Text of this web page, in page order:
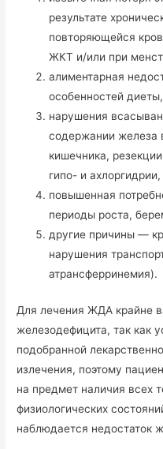
результате
повторяющейся
ЖКТ и/или при
алиментарная
особенностей диеты,
нарушения
содержании железа
кишечника,
гипо- и
повышенная
периоды роста,
другие причины —
нарушения
атрансферринемия).
Для лечения ЖДА крайне
железодефицита, так как
подобранной
излечения, поэтому
на предмет наличия всех
физиологических
наблюдается недостаток